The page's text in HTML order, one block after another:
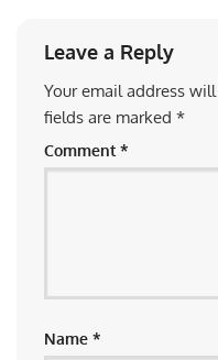
Leave a Reply
Your email address
fields are marked *
Comment *
Name *